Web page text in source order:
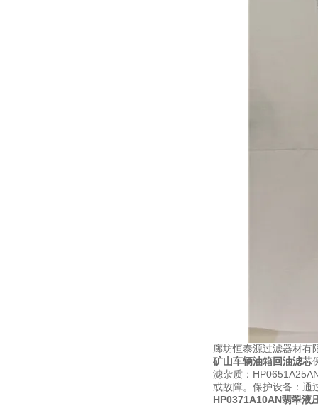
廊坊恒泰源过滤器材有
矿山车辆油箱回油滤芯
滤杂质：
或故障。保护设备：通
HP0371A10AN翡翠液